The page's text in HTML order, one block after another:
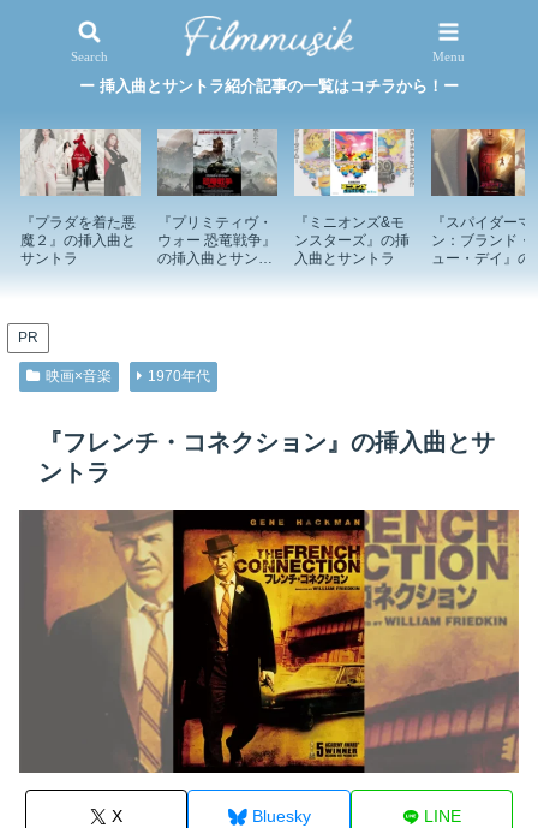
映画×音楽 特集記事
ー 挿入曲とサントラ紹介記事の一覧はコチラから！ー
『プラダを着た悪
魔２』の挿入曲と
サントラ
『プリミティヴ・
ウォー 恐竜戦争』
の挿入曲とサント
『ミニオンズ&モ
ンスターズ』の挿
入曲とサントラ
『スパイダーマ
ン：ブランド・
ュー・デイ』の
PR
映画×音楽 1970年代
『フレンチ・コネクション』の挿入曲とサ
ントラ
X Bluesky LINE
Search Menu